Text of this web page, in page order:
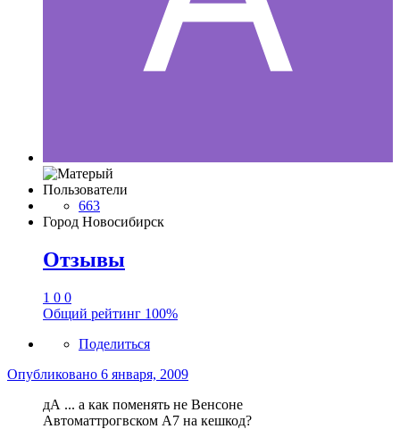
Пользователи
663
Город Новосибирск
Отзывы
1 0 0
Общий рейтинг 100%
Поделиться
Опубликовано 6 января, 2009
дА ... а как поменять не Венсоне
Автоматтрогвском А7 на кешкод?